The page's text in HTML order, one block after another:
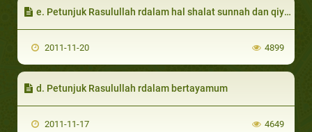
e. Petunjuk Rasulullah rdalam hal shalat sunnah dan qiyamulail
2011-11-20 4899
d. Petunjuk Rasulullah rdalam bertayamum
2011-11-17 4649